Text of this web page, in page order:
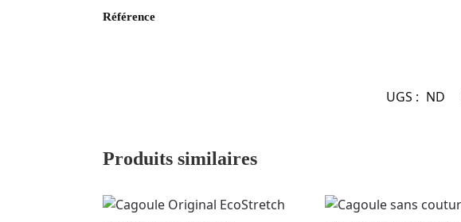
Référence
UGS : ND
Produits similaires